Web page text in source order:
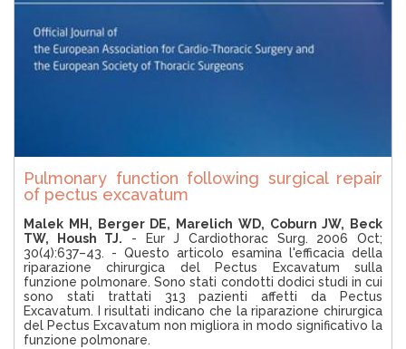
O
V
A
R
E
R
U
R
G
Pulmonary function following surgical repair
of pectus excavatum
Malek MH, Berger DE, Marelich WD, Coburn JW, Beck
TW, Housh TJ. - Eur J Cardiothorac Surg. 2006 Oct;
30(4):637–43. - Questo articolo esamina l'efficacia della
riparazione chirurgica del Pectus Excavatum sulla
funzione polmonare. Sono stati condotti dodici studi in cui
sono stati trattati 313 pazienti affetti da Pectus
Excavatum. I risultati indicano che la riparazione chirurgica
del Pectus Excavatum non migliora in modo significativo la
funzione polmonare.